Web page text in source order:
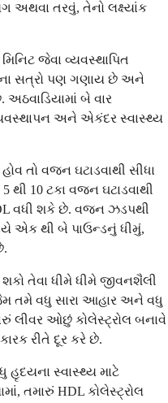
અથવા તરવું, તેનો લક્ષ્યાંક
જેવા વ્યવસ્થાપિત
સત્રો પણ ગણાય છે અને
અઠવાડિયામાં બે વાર
અને એકંદર સ્વાસ્થ્ય
તો વજન ઘટાડવાથી સીધા
થી 10 ટકા વજન ઘટાડવાથી
વધી શકે છે. વજન ઝડપથી
એક થી બે પાઉન્ડનું ધીમું,
તેવા ધીમે ધીમે જીવનશૈલી
તમે વધુ સારા આહાર અને વધુ
લીવર ઓછું કોલેસ્ટ્રોલ બનાવે
રીતે દૂર કરે છે.
હૃદયના સ્વાસ્થ્ય માટે
તમારું HDL કોલેસ્ટ્રોલ